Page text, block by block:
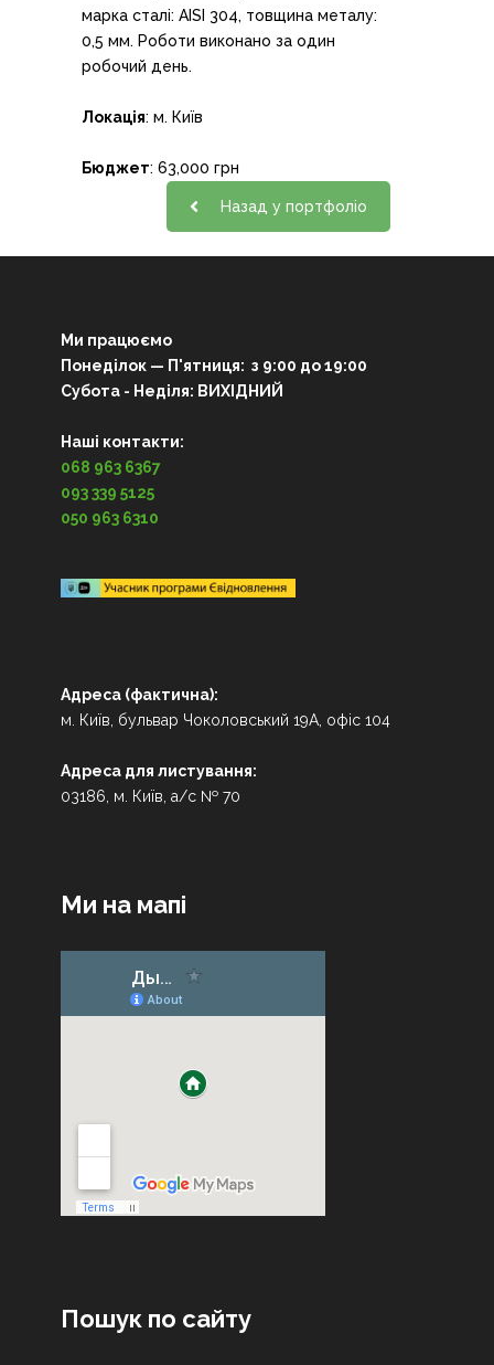
марка сталі: AISI 304, товщина металу:
0,5 мм. Роботи виконано за один
робочий день.
Локація: м. Київ
Бюджет: 63,000 грн
Назад у портфоліо
Ми працюємо
Понеділок — П'ятниця: з 9:00 до 19:00
Субота - Неділя: ВИХІДНИЙ
Наші контакти:
068 963 6367
093 339 5125
050 963 6310
Адреса (фактична):
м. Київ, бульвар Чоколовський 19А, офіс 104
Адреса для листування:
03186, м. Київ, а/с № 70
Ми на мапі
Пошук по сайту